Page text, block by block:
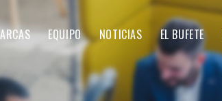
EQUIPO NOTICIAS EL BUFETE